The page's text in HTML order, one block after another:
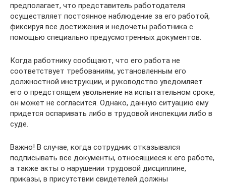
предполагает, что представитель работодателя
осуществляет постоянное наблюдение за его работой,
фиксируя все достижения и недочеты работника с
помощью специально предусмотренных документов.
Когда работнику сообщают, что его работа не
соответствует требованиям, установленным его
должностной инструкции, и руководство уведомляет
его о предстоящем увольнение на испытательном сроке,
он может не согласится. Однако, данную ситуацию ему
придется оспаривать либо в трудовой инспекции либо в
суде.
Важно! В случае, когда сотрудник отказывался
подписывать все документы, относящиеся к его работе,
а также акты о нарушении трудовой дисциплине,
приказы, в присутствии свидетелей должны